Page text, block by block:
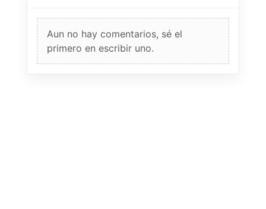
Aun no hay comentarios, sé el
primero en escribir uno.